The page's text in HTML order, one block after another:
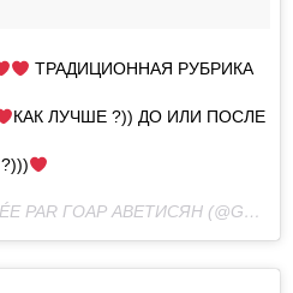
ТРАДИЦИОННАЯ РУБРИКА
КАК ЛУЧШЕ ?)) ДО ИЛИ ПОСЛЕ
?)))
UNE PUBLICATION PARTAGÉE PAR ГОАР АВЕТИСЯН (@GOAR_AVETISYAN) LE